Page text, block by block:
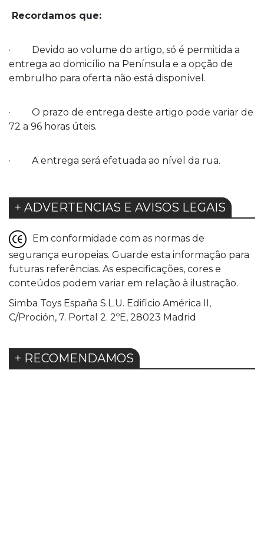
Recordamos que:
· Devido ao volume do artigo, só é permitida a
entrega ao domicílio na Península e a opção de
embrulho para oferta não está disponível.
· O prazo de entrega deste artigo pode variar de
72 a 96 horas úteis.
· A entrega será efetuada ao nível da rua.
+ ADVERTENCIAS E AVISOS LEGAIS
Em conformidade com as normas de
segurança europeias. Guarde esta informação para
futuras referências. As especificações, cores e
conteúdos podem variar em relação à ilustração.
Simba Toys España S.L.U. Edificio América II,
C/Proción, 7. Portal 2. 2ºE, 28023 Madrid
+ RECOMENDAMOS